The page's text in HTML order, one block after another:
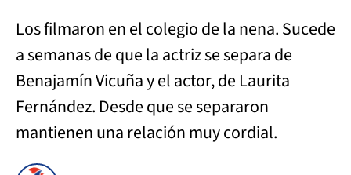
Los filmaron en el colegio de la nena. Sucede
a semanas de que la actriz se separa de
Benajamín Vicuña y el actor, de Laurita
Fernández. Desde que se separaron
mantienen una relación muy cordial.